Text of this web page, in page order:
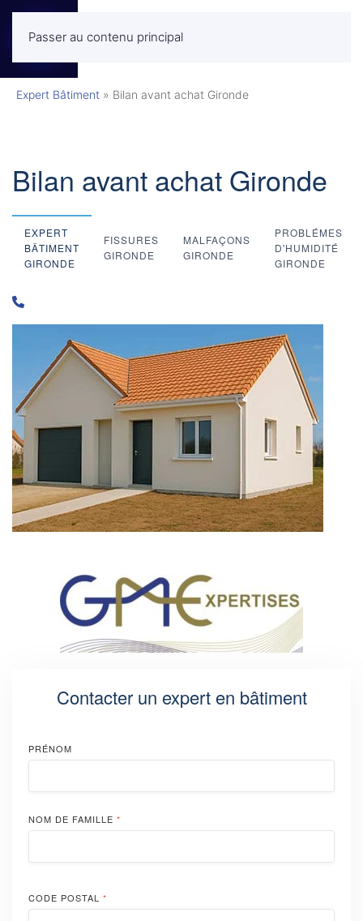
Passer au contenu principalMENU
Expert Bâtiment » Bilan avant achat Gironde
Bilan avant achat Gironde
EXPERT
BÂTIMENT
GIRONDE
FISSURES
GIRONDE
MALFAÇONS
GIRONDE
PROBLÉMES
D'HUMIDITÉ
GIRONDE
Contacter un expert en bâtiment
PRÉNOM
NOM DE FAMILLE *
CODE POSTAL *